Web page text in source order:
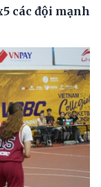
các đội mạnh